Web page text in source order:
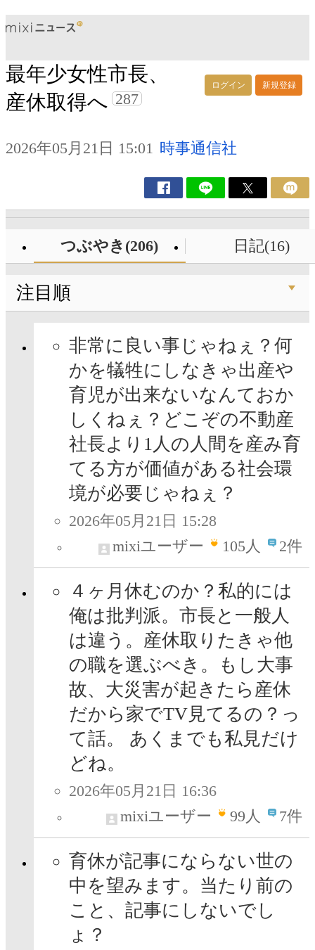
ログイン 新規登録
最年少女性市長、
産休取得へ 287
2026年05月21日 15:01 時事通信社
つぶやき(206) 日記(16)
注目順
非常に良い事じゃねぇ？何
かを犠牲にしなきゃ出産や
育児が出来ないなんておか
しくねぇ？どこぞの不動産
社長より1人の人間を産み育
てる方が価値がある社会環
境が必要じゃねぇ？
2026年05月21日 15:28
mixiユーザー
105人 2件
４ヶ月休むのか？私的には
俺は批判派。市長と一般人
は違う。産休取りたきゃ他
の職を選ぶべき。もし大事
故、大災害が起きたら産休
だから家でTV見てるの？っ
て話。 あくまでも私見だけ
どね。
2026年05月21日 16:36
mixiユーザー
99人 7件
育休が記事にならない世の
中を望みます。当たり前の
こと、記事にしないでし
ょ？